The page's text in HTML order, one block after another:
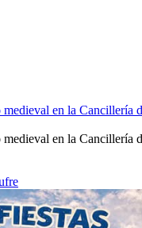
en la Cancillería
en la Cancillería